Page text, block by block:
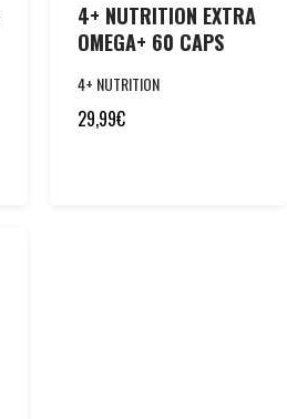
4+ NUTRITION EXTRA
OMEGA+ 60 CAPS
4+ NUTRITION
29,99€